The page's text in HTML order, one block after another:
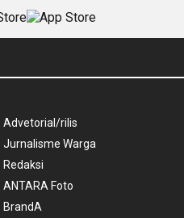
Advetorial/rilis
Jurnalisme Warga
Redaksi
ANTARA Foto
BrandA